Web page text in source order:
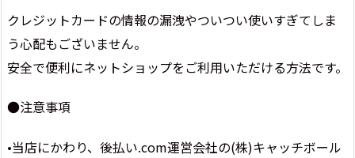
クレジットカードの情報の漏洩やついつい使いすぎてしま
う心配もございません。
安全で便利にネットショップをご利用いただける方法です。
●注意事項
•当店にかわり、後払い.com運営会社の(株)キャッチボール